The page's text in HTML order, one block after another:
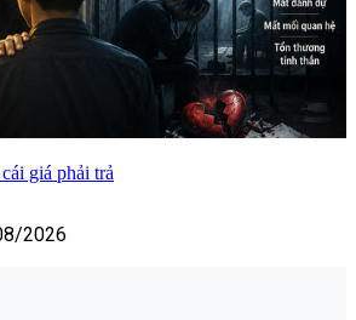
giá phải trả
2026